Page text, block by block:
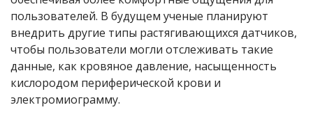
пользователей. В будущем ученые планируют
внедрить другие типы растягивающихся датчиков,
чтобы пользователи могли отслеживать такие
данные, как кровяное давление, насыщенность
кислородом периферической крови и
электромиограмму.